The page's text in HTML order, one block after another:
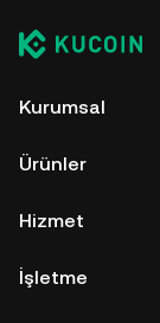
Kurumsal
Ürünler
Hizmet
İşletme